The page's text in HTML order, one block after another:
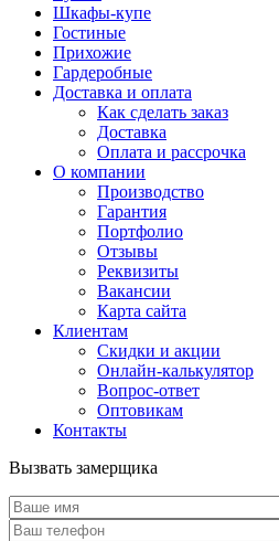
Шкафы-купе
Гостиные
Прихожие
Гардеробные
Доставка и оплата
Как сделать заказ
Доставка
Оплата и рассрочка
О компании
Производство
Гарантия
Портфолио
Отзывы
Реквизиты
Вакансии
Карта сайта
Клиентам
Скидки и акции
Онлайн-калькулятор
Вопрос-ответ
Оптовикам
Контакты
Вызвать замерщика